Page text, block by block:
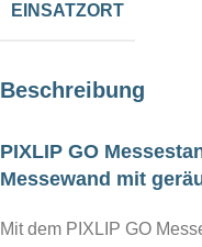
Beschreibung
PIXLIP GO
Messewand mit
Mit dem PIXLIP GO
EINSATZORT